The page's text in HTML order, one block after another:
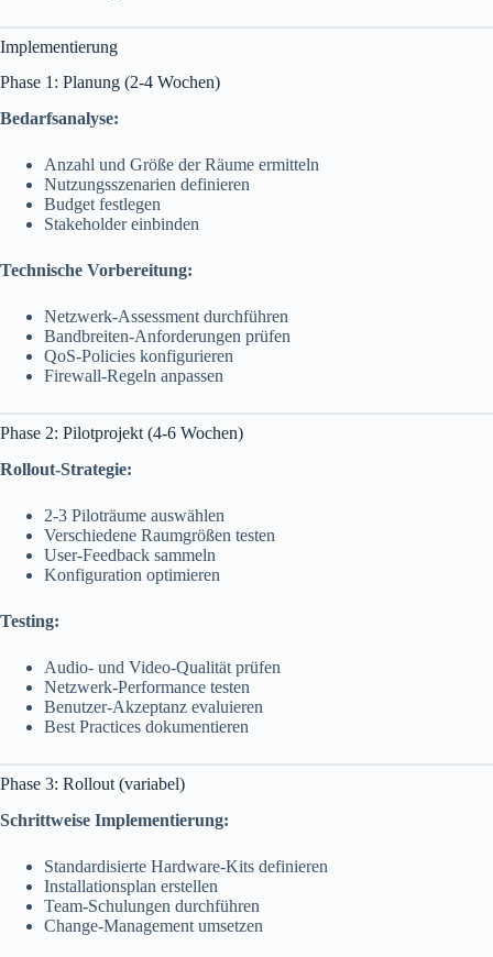
Implementierung
Phase 1: Planung (2-4 Wochen)
Bedarfsanalyse:
Anzahl und Größe der Räume ermitteln
Nutzungsszenarien definieren
Budget festlegen
Stakeholder einbinden
Technische Vorbereitung:
Netzwerk-Assessment durchführen
Bandbreiten-Anforderungen prüfen
QoS-Policies konfigurieren
Firewall-Regeln anpassen
Phase 2: Pilotprojekt (4-6 Wochen)
Rollout-Strategie:
2-3 Piloträume auswählen
Verschiedene Raumgrößen testen
User-Feedback sammeln
Konfiguration optimieren
Testing:
Audio- und Video-Qualität prüfen
Netzwerk-Performance testen
Benutzer-Akzeptanz evaluieren
Best Practices dokumentieren
Phase 3: Rollout (variabel)
Schrittweise Implementierung:
Standardisierte Hardware-Kits definieren
Installationsplan erstellen
Team-Schulungen durchführen
Change-Management umsetzen